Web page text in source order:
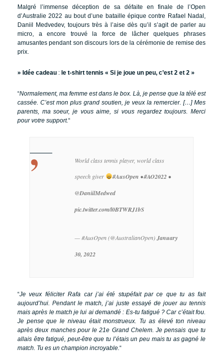
Malgré l’immense déception de sa défaite en finale de l’Open
d’Australie 2022 au bout d’une bataille épique contre Rafael Nadal,
Daniil Medvedev, toujours très à l’aise dès qu’il s’agit de parler au
micro, a encore trouvé la force de lâcher quelques phrases
amusantes pendant son discours lors de la cérémonie de remise des
prix.
» Idée cadeau : le t-shirt tennis « Si je joue un peu, c’est 2 et 2 »
“Normalement, ma femme est dans le box. Là, je pense que la télé est
cassée. C’est mon plus grand soutien, je veux la remercier. […] Mes
parents, ma soeur, je vous aime, si vous regardez toujours. Merci
pour votre support.“
World class tennis player, world class
speech giver
#AusOpen •#AO2022•
@DaniilMedwed
pic.twitter.com/l0BTWRJ1bS
— #AusOpen (@AustralianOpen)January
30, 2022
“Je veux féliciter Rafa car j’ai été stupéfait par ce que tu as fait
aujourd’hui. Pendant le match, j’ai juste essayé de jouer au tennis
mais après le match je lui ai demandé : Es-tu fatigué ? Car c’était fou.
Je pense que le niveau était monstrueux. Tu as élevé ton niveau
après deux manches pour le 21e Grand Chelem. Je pensais que tu
allais être fatigué, peut-être que tu l’étais un peu mais tu as gagné le
match. Tu es un champion incroyable.“